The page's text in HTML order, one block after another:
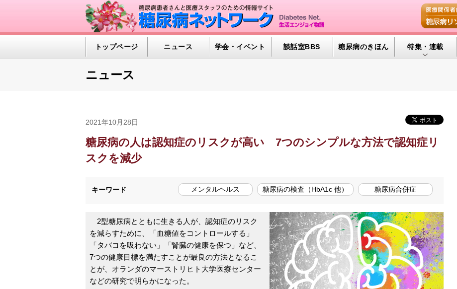
トップページ ニュース 学会・イベント 談話室BBS 糖尿病のきほん 特集・連載
特集・連載 一覧へ
ニュース
2021年10月28日
糖尿病の人は認知症のリスクが高い 7つのシンプルな方法で認知症リ
スクを減少
キーワード メンタルヘルス 糖尿病の検査（HbA1c 他） 糖尿病合併症
2型糖尿病とともに生きる人が、認知症のリスク
を減らすために、「血糖値をコントロールする」
「タバコを吸わない」「腎臓の健康を保つ」など、
7つの健康目標を満たすことが最良の方法となるこ
とが、オランダのマーストリヒト大学医療センター
などの研究で明らかになった。